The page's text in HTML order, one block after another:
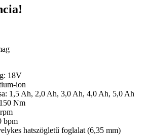
18V
ion
1,5 Ah, 2,0 Ah, 3,0 Ah, 4,0 Ah, 5,0 Ah
Nm
bpm
hatszögletű foglalat (6,35 mm)